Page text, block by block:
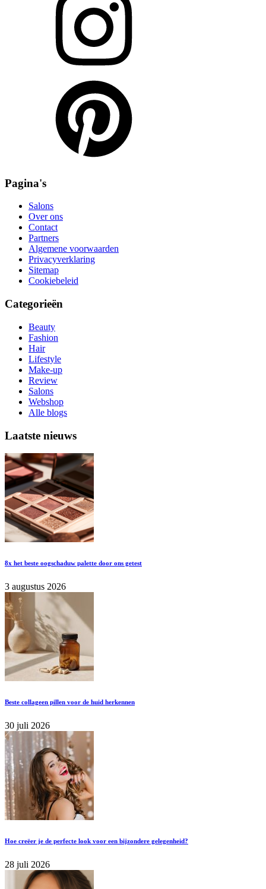
Pagina's
Salons
Over ons
Contact
Partners
Algemene voorwaarden
Privacyverklaring
Sitemap
Cookiebeleid
Categorieën
Beauty
Fashion
Hair
Lifestyle
Make-up
Review
Salons
Webshop
Alle blogs
Laatste nieuws
8x het beste oogschaduw palette door ons getest
3 augustus 2026
Beste collageen pillen voor de huid herkennen
30 juli 2026
Hoe creëer je de perfecte look voor een bijzondere gelegenheid?
28 juli 2026